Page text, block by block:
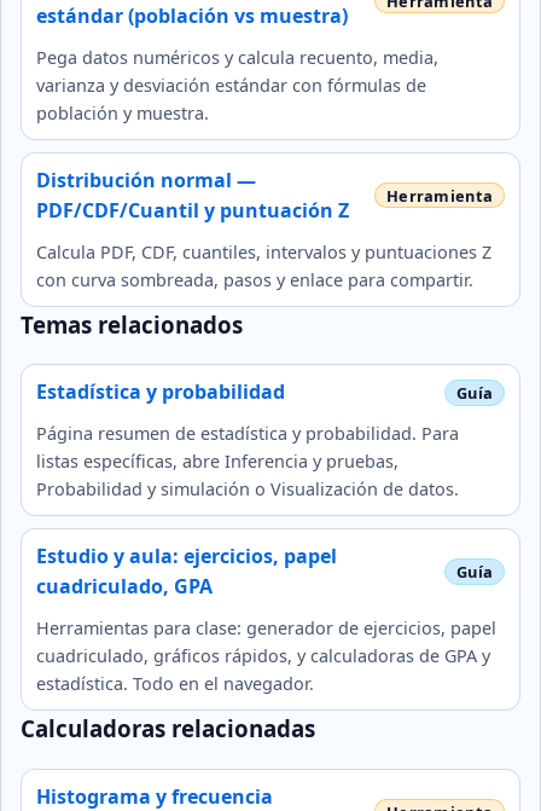
estándar (población vs muestra)
Pega datos numéricos y calcula recuento, media,
varianza y desviación estándar con fórmulas de
población y muestra.
Distribución normal —
PDF/CDF/Cuantil y puntuación Z
Calcula PDF, CDF, cuantiles, intervalos y puntuaciones Z
con curva sombreada, pasos y enlace para compartir.
Temas relacionados
Estadística y probabilidad
Página resumen de estadística y probabilidad. Para
listas específicas, abre Inferencia y pruebas,
Probabilidad y simulación o Visualización de datos.
Estudio y aula: ejercicios, papel
cuadriculado, GPA
Herramientas para clase: generador de ejercicios, papel
cuadriculado, gráficos rápidos, y calculadoras de GPA y
estadística. Todo en el navegador.
Calculadoras relacionadas
Histograma y frecuencia